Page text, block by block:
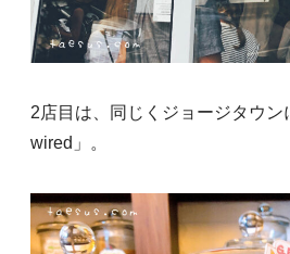
2店目は、同じくジョージタウン
wired」。